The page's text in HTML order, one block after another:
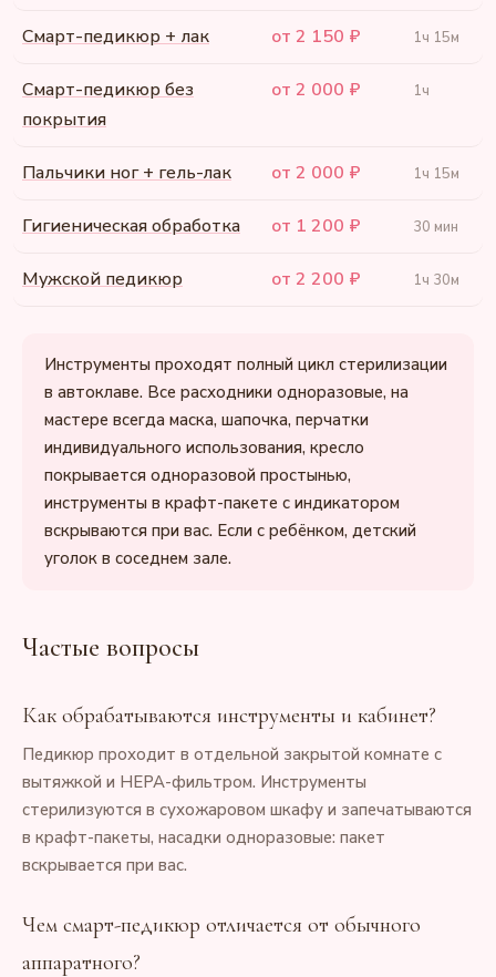
Смарт-педикюр + лак от 2 150 ₽ 1ч 15м
Смарт-педикюр без
покрытия
от 2 000 ₽ 1ч
Пальчики ног + гель-лак от 2 000 ₽ 1ч 15м
Гигиеническая обработка от 1 200 ₽ 30 мин
Мужской педикюр от 2 200 ₽ 1ч 30м
Инструменты проходят полный цикл стерилизации
в автоклаве. Все расходники одноразовые, на
мастере всегда маска, шапочка, перчатки
индивидуального использования, кресло
покрывается одноразовой простынью,
инструменты в крафт-пакете с индикатором
вскрываются при вас. Если с ребёнком, детский
уголок в соседнем зале.
Частые вопросы
Как обрабатываются инструменты и кабинет?
Педикюр проходит в отдельной закрытой комнате с
вытяжкой и HEPA-фильтром. Инструменты
стерилизуются в сухожаровом шкафу и запечатываются
в крафт-пакеты, насадки одноразовые: пакет
вскрывается при вас.
Чем смарт-педикюр отличается от обычного
аппаратного?